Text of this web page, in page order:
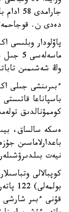
دەدى ن.
پاۆلودار وبلىسى
وڭ شەشىمىن
ءبىرىنشى جىلى
باسپاناعا
كوممۋنالدىق
ەسكە سالساق،
باعدارلاماسىن
نيەت